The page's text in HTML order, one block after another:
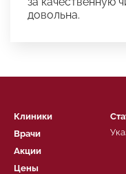
довольна.
Клиники
Врачи
Акции
Цены